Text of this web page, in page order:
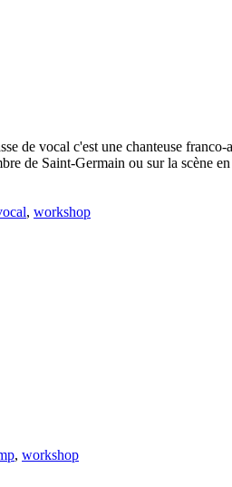
de vocal c'est une chanteuse
de Saint-Germain ou sur la scène
, workshop
, workshop